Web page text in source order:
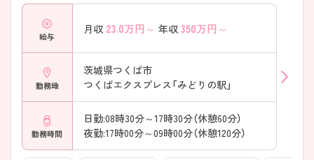
給与
月収 23.0万円～ 年収 350万円～
勤務地
茨城県つくば市
つくばエクスプレス「みどりの駅」
勤務時間
日勤:08時30分～17時30分（休憩60分）
夜勤:17時00分～09時00分（休憩120分）